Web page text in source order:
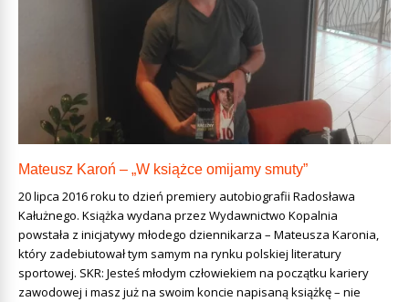
Mateusz Karoń – „W książce omijamy smuty”
20 lipca 2016 roku to dzień premiery autobiografii Radosława
Kałużnego. Książka wydana przez Wydawnictwo Kopalnia
powstała z inicjatywy młodego dziennikarza – Mateusza Karonia,
który zadebiutował tym samym na rynku polskiej literatury
sportowej. SKR: Jesteś młodym człowiekiem na początku kariery
zawodowej i masz już na swoim koncie napisaną książkę – nie